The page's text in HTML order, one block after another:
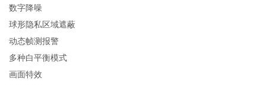
数字降噪
球形隐私区域遮蔽
动态帧测报警
多种白平衡模式
画面特效